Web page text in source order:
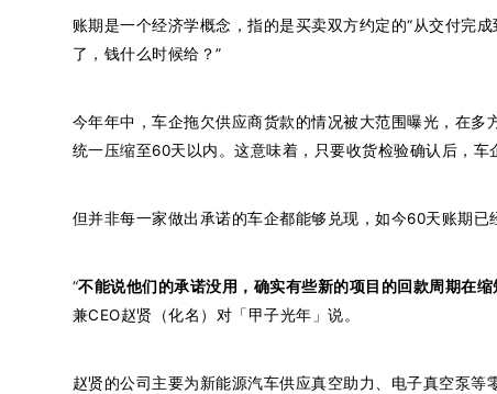
账期是一个经济学概念，指的是买卖双方约定的“从交付完
了，钱什么时候给？”
今年年中，车企拖欠供应商货款的情况被大范围曝光，在
统一压缩至60天以内。这意味着，只要收货检验确认后，车
但并非每一家做出承诺的车企都能够兑现，如今60天账期已
“不能说他们的承诺没用，确实有些新的项目的回款周期在
兼CEO赵贤（化名）对「甲子光年」说。
赵贤的公司主要为新能源汽车供应真空助力、电子真空泵